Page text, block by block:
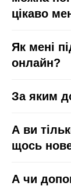
цікаво
Як мені
онлайн?
За яким
А ви
щось
А чи